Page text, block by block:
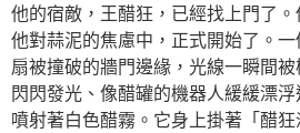
他的宿敵，王醋狂，已經找上門了
他對蒜泥的焦慮中，正式開始了。
扇被撞破的牆門邊緣，光線一瞬間
閃閃發光、像醋罐的機器人緩緩漂
噴射著白色醋霧。它身上掛著「醋